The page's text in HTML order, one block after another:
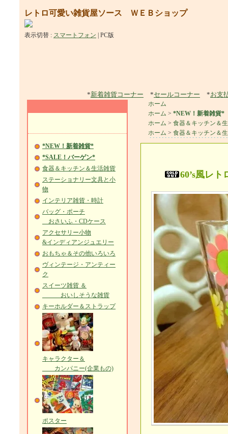
レトロ可愛い雑貨屋ソース ＷＥＢショップ
表示切替 : スマートフォン PC版
*新着雑貨コーナー *セールコーナー *お支
*NEW！新着雑貨*
*SALE！バーゲン*
食器＆キッチン＆生活雑貨
ステーショナリー文具と小
物
インテリア雑貨・時計
バッグ・ポーチ
おさいふ・CDケース
アクセサリー小物
&インディアンジュエリー
おもちゃ＆その他いろいろ
ヴィンテージ・アンティー
ク
スイーツ雑貨 ＆
おいしそうな雑貨
キーホルダー＆ストラップ
キャラクター＆
カンパニー(企業もの)
ポスター
ホーム
ホーム > *NEW！新着雑貨*
ホーム > 食器＆キッチン＆
ホーム > 食器＆キッチン＆
60’s風レ